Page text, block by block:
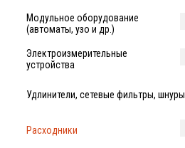
Модульное оборудование
(автоматы, узо и др.)
Электроизмерительные
устройства
Удлинители, сетевые фильтры, шнуры
Расходники